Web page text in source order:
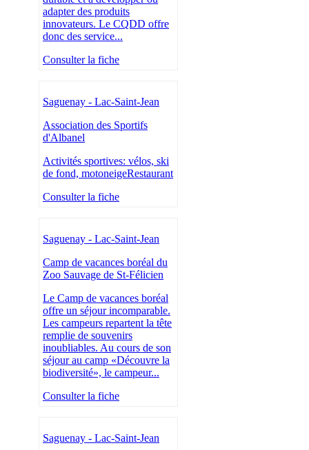
adapter des produits
innovateurs. Le CQDD offre
donc des service...
Consulter la fiche
Saguenay - Lac-Saint-Jean
Association des Sportifs
d'Albanel
Activités sportives: vélos, ski
de fond, motoneigeRestaurant
Consulter la fiche
Saguenay - Lac-Saint-Jean
Camp de vacances boréal du
Zoo Sauvage de St-Félicien
Le Camp de vacances boréal
offre un séjour incomparable.
Les campeurs repartent la tête
remplie de souvenirs
inoubliables. Au cours de son
séjour au camp «Découvre la
biodiversité», le campeur...
Consulter la fiche
Saguenay - Lac-Saint-Jean